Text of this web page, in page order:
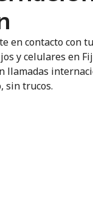
en contacto con
y celulares en
llamadas
sin trucos.